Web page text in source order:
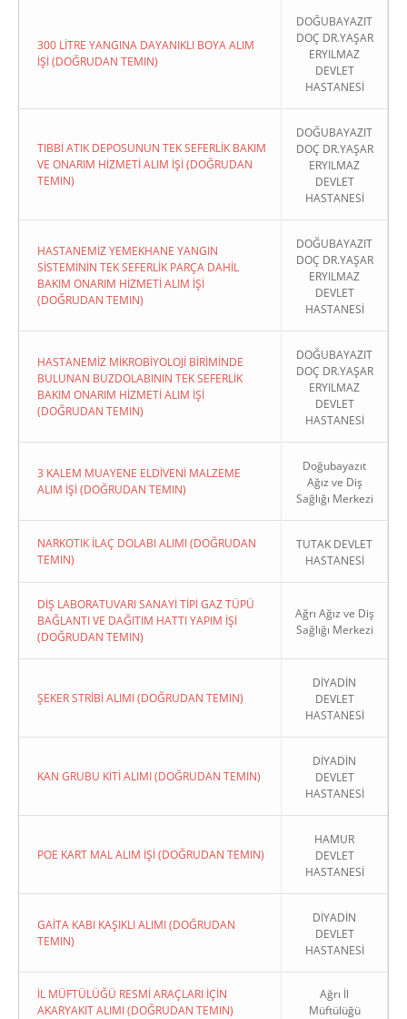
300 LİTRE YANGINA DAYANIKLI BOYA ALIM
İŞİ (DOĞRUDAN TEMIN)
DOĞUBAYAZIT
DOÇ DR.YAŞAR
ERYILMAZ
DEVLET
HASTANESİ
TIBBİ ATIK DEPOSUNUN TEK SEFERLİK BAKIM
VE ONARIM HİZMETİ ALIM İŞİ (DOĞRUDAN
TEMIN)
DOĞUBAYAZIT
DOÇ DR.YAŞAR
ERYILMAZ
DEVLET
HASTANESİ
HASTANEMİZ YEMEKHANE YANGIN
SİSTEMİNİN TEK SEFERLİK PARÇA DAHİL
BAKIM ONARIM HİZMETİ ALIM İŞİ
(DOĞRUDAN TEMIN)
DOĞUBAYAZIT
DOÇ DR.YAŞAR
ERYILMAZ
DEVLET
HASTANESİ
HASTANEMİZ MİKROBİYOLOJİ BİRİMİNDE
BULUNAN BUZDOLABININ TEK SEFERLİK
BAKIM ONARIM HİZMETİ ALIM İŞİ
(DOĞRUDAN TEMIN)
DOĞUBAYAZIT
DOÇ DR.YAŞAR
ERYILMAZ
DEVLET
HASTANESİ
3 KALEM MUAYENE ELDİVENİ MALZEME
ALIM İŞİ (DOĞRUDAN TEMIN)
Doğubayazıt
Ağız ve Diş
Sağlığı Merkezi
NARKOTIK İLAÇ DOLABI ALIMI (DOĞRUDAN
TEMIN)
TUTAK DEVLET
HASTANESİ
DİŞ LABORATUVARI SANAYİ TİPİ GAZ TÜPÜ
BAĞLANTI VE DAĞITIM HATTI YAPIM İŞİ
(DOĞRUDAN TEMIN)
Ağrı Ağız ve Diş
Sağlığı Merkezi
ŞEKER STRİBİ ALIMI (DOĞRUDAN TEMIN)
DİYADİN
DEVLET
HASTANESİ
KAN GRUBU KİTİ ALIMI (DOĞRUDAN TEMIN)
DİYADİN
DEVLET
HASTANESİ
POE KART MAL ALIM İŞİ (DOĞRUDAN TEMIN)
HAMUR
DEVLET
HASTANESİ
GAİTA KABI KAŞIKLI ALIMI (DOĞRUDAN
TEMIN)
DİYADİN
DEVLET
HASTANESİ
İL MÜFTÜLÜĞÜ RESMİ ARAÇLARI İÇİN
AKARYAKIT ALIMI (DOĞRUDAN TEMIN)
Ağrı İl
Müftülüğü